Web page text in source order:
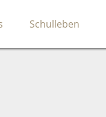
Schulleben